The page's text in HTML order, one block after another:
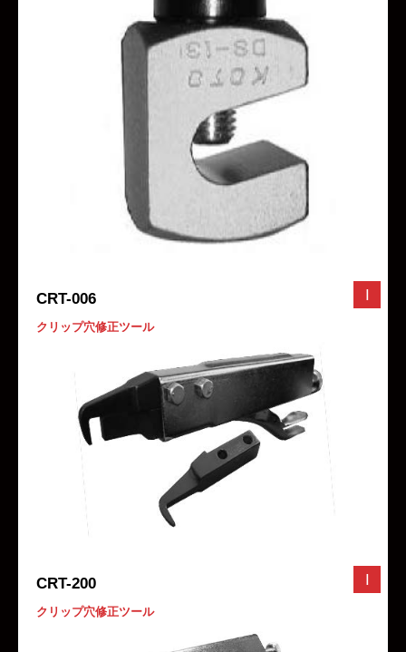
CRT-006
クリップ穴修正ツール
I
CRT-200
クリップ穴修正ツール
I